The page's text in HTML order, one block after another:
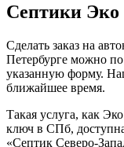
Септики Эко
Сделать заказ на
Петербурге можно по
указанную форму.
ближайшее время.
Такая услуга, как
ключ в СПб,
«Септик Северо-